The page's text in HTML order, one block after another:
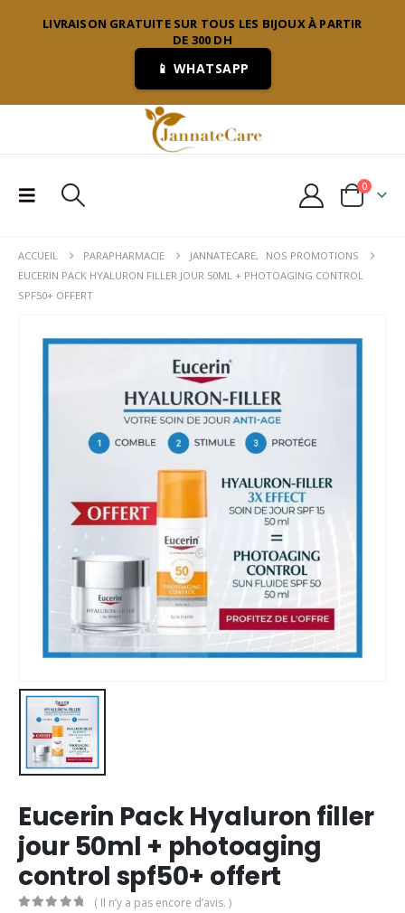
LIVRAISON GRATUITE SUR TOUS LES BIJOUX À PARTIR
DE 300 DH
📱 WHATSAPP
0
ACCUEIL PARAPHARMACIE JANNATECARE,
NOS PROMOTIONS
EUCERIN PACK HYALURON FILLER JOUR 50ML + PHOTOAGING CONTROL
SPF50+ OFFERT
Eucerin Pack Hyaluron filler
jour 50ml + photoaging
control spf50+ offert
( Il n’y a pas encore d’avis. )